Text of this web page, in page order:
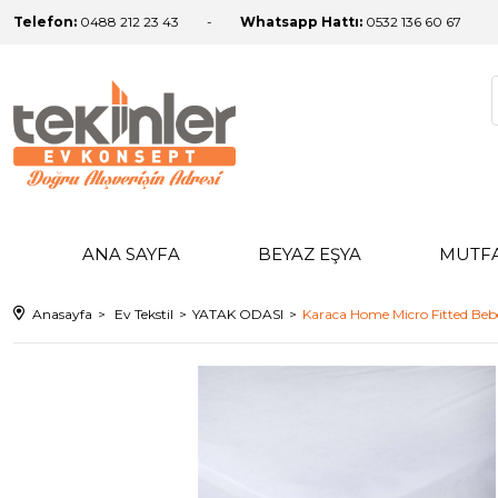
Telefon: 0488 212 23 43 Whatsapp Hattı: 0532 136 60 67
ANA SAYFA BEYAZ EŞYA
Anasayfa Ev Tekstil YATAK ODASI Karaca Home Micro Fitted